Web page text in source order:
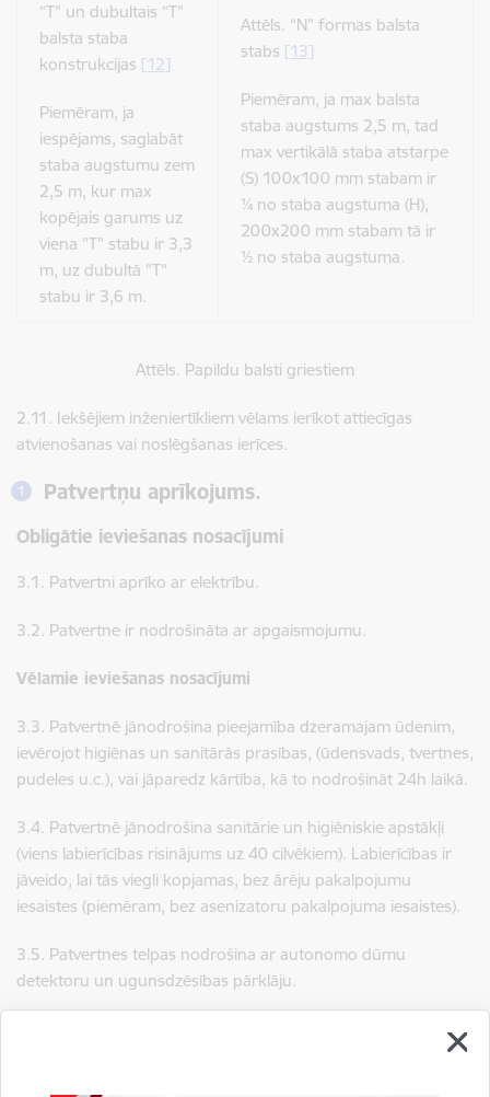
“T” un dubultais “T”
balsta staba
konstrukcijas [12]
Piemēram, ja
iespējams, saglabāt
staba augstumu zem
2,5 m, kur max
kopējais garums uz
viena "T" stabu ir 3,3
m, uz dubultā "T"
stabu ir 3,6 m.
Attēls. “N” formas balsta
stabs [13]
Piemēram, ja max balsta
staba augstums 2,5 m, tad
max vertikālā staba atstarpe
(S) 100x100 mm stabam ir
¼ no staba augstuma (H),
200x200 mm stabam tā ir
½ no staba augstuma.
Attēls. Papildu balsti griestiem
2.11. I​​​​​​ekšējiem inženiertīkliem vēlams ierīkot attiecīgas
atvienošanas vai noslēgšanas ierīces.
Patvertņu aprīkojums.
Obligātie ieviešanas nosacījumi
3.1. ​​​​​​​Patvertni aprīko ar elektrību.
3.2. ​​​​​​​Patvertne ir nodrošināta ar apgaismojumu.
Vēlamie ieviešanas nosacījumi
3.3. ​​​​​​​Patvertnē jānodrošina pieejamība dzeramajam ūdenim,
ievērojot higiēnas un sanitārās prasības, (ūdensvads, tvertnes,
pudeles u.c.), vai jāparedz kārtība, kā to nodrošināt 24h laikā.
3.4. ​​​​​​​Patvertnē jānodrošina sanitārie un higiēniskie apstākļi
(viens labierīcības risinājums uz 40 cilvēkiem). Labierīcības ir
jāveido, lai tās viegli kopjamas, bez ārēju pakalpojumu
iesaistes (piemēram, bez asenizatoru pakalpojuma iesaistes).
3.5. ​​​​​​​Patvertnes telpas nodrošina ar autonomo dūmu
detektoru un ugunsdzēsības pārklāju.